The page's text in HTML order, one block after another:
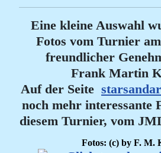
Eine kleine Auswahl
Fotos vom Turnier
freundlicher
Frank Martin
Auf der Seite
noch mehr interessante
diesem Turnier, vom
Fotos: (c) by F. M.